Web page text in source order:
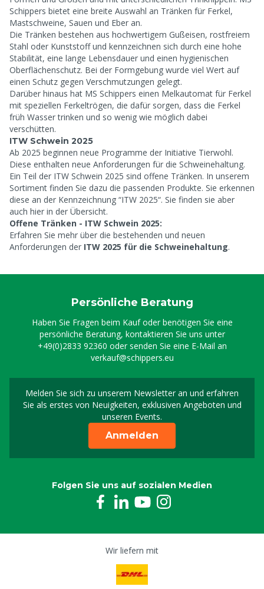
Schippers bietet eine breite Auswahl an Tränken für Ferkel,
Mastschweine, Sauen und Eber an.
Die Tränken bestehen aus hochwertigem Gußeisen, rostfreiem
Stahl oder Kunststoff und kennzeichnen sich durch eine hohe
Stabilität, eine lange Lebensdauer und einen hygienischen
Oberflächenschutz. Bei der Formgebung wurde viel Wert auf
einen Schutz gegen Verschmutzungen gelegt.
Darüber hinaus hat MS Schippers einen Melkautomat für Ferkel
mit speziellen Ferkeltrögen, die dafür sorgen, dass die Ferkel
früh Wasser trinken und so wenig wie möglich dabei
verschütten.
ITW Schwein 2025
Ab 2025 beginnen neue Programme der Initiative Tierwohl.
Diese enthalten neue Anforderungen für die Schweinehaltung.
Ein Teil der ITW Schwein 2025 sind offene Tränken. In unserem
Sortiment finden Sie dazu die passenden Produkte. Sie erkennen
diese an der Kennzeichnung “ITW 2025“. Sie finden sie aber
auch hier in der Übersicht.
Offene Tränken - ITW Schwein 2025:
Erfahren Sie mehr über die bestehenden und neuen
Anforderungen der ITW 2025 für die Schweinehaltung.
Persönliche Beratung
Haben Sie Fragen beim Kauf oder benötigen Sie eine
persönliche Beratung, kontaktieren Sie uns unter
+49(0)2833 92360 oder senden Sie eine E-Mail an
verkauf@schippers.eu
Melden Sie sich zu unserem Newsletter an und erfahren
Sie als erstes von Neuigkeiten, exklusiven Angeboten und
unseren Events.
Melden Sie sich für
Anmelden
Folgen Sie uns auf sozialen Medien
Wir liefern mit